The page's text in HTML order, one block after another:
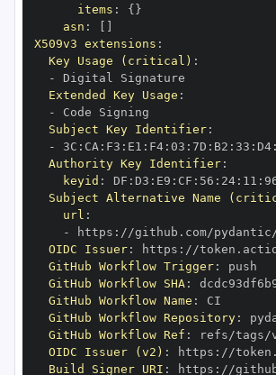
items : { }
asn :
X509v3 extensions :
Key Usage (critical) :
-
Extended Key Usage :
-
Subject Key Identifier:
-
3C : CA : F3 : E1 : F4: 03 : 7D : B2 : 33 : D4:
Authority Key Identifier:
keyid : DF : D3 : E9 : CF : 56 : 24: 11 :
Subject Alternative Name
url :
-
https :
OIDC Issuer: https :
GitHub Workflow Trigger:
GitHub Workflow SHA:
GitHub Workflow Name :
GitHub Workflow Repository:
GitHub Workflow Ref :
OIDC Issuer (v2) : https :
Build Signer URI : https :